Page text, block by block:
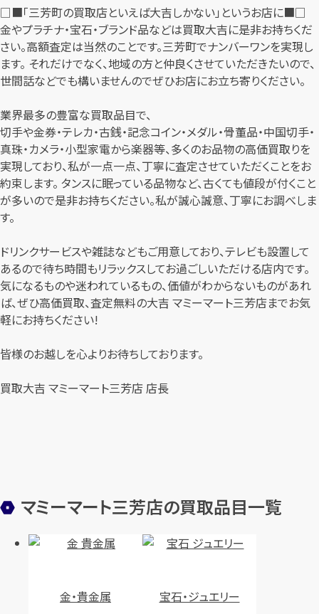
□■「三芳町の買取店といえば大吉しかない」というお店に■□
金やプラチナ・宝石・ブランド品などは買取大吉に是非お持ちくだ
さい。高額査定は当然のことです。三芳町でナンバーワンを実現し
ます。 それだけでなく、地域の方と仲良くさせていただきたいので、
世間話などでも構いませんのでぜひお店にお立ち寄りください。
業界最多の豊富な買取品目で、
切手や金券・テレカ・古銭・記念コイン・メダル・骨董品・中国切手・
真珠・カメラ・小型家電から楽器等、多くのお品物の高価買取りを
実現しており、私が一点一点、丁寧に査定させていただくことをお
約束します。 タンスに眠っている品物など、古くても値段が付くこと
が多いので是非お持ちください。私が誠心誠意、丁寧にお調べしま
す。
ドリンクサービスや雑誌などもご用意しており、テレビも設置して
あるので待ち時間もリラックスしてお過ごしいただける店内です。
気になるものや迷われているもの、価値がわからないものがあれ
ば、ぜひ高価買取、査定無料の大吉 マミーマート三芳店までお気
軽にお持ちください!
皆様のお越しを心よりお待ちしております。
買取大吉 マミーマート三芳店 店長
マミーマート三芳店の買取品目一覧
金・貴金属 宝石・ジュエリー